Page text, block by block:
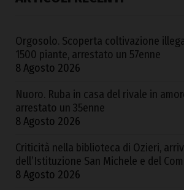
Orgosolo. Scoperta coltivazione
1500 piante, arrestato un 57enne
8 Agosto 2026
Nuoro. Ruba in casa del rivale in
arrestato un 35enne
8 Agosto 2026
Criticità nella biblioteca di Ozieri,
dell’Istituzione San Michele e del
8 Agosto 2026